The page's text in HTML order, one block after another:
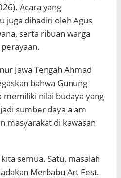
Acara yang
juga dihadiri oleh Agus
serta ribuan warga
Jawa Tengah Ahmad
bahwa Gunung
memiliki nilai budaya yang
sumber daya alam
masyarakat di kawasan
semua. Satu, masalah
Merbabu Art Fest.